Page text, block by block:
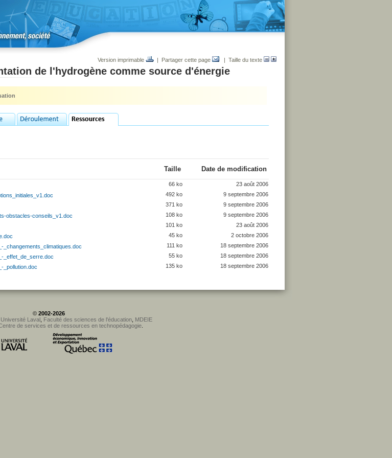
Version imprimable | Partager cette page | Taille du texte
de l'hydrogène comme source d'énergie
Taille Date de modification
66 ko
23 août 2006
492 ko
9 septembre 2006
371 ko
9 septembre 2006
obstacles-conseils_v1.doc
108 ko
9 septembre 2006
101 ko
23 août 2006
45 ko
2 octobre 2006
_changements_climatiques.doc
111 ko
18 septembre 2006
_effet_de_serre.doc
55 ko
18 septembre 2006
_pollution.doc
135 ko 18 septembre 2006
© 2002-2026
Université Laval, Faculté des sciences de l'éducation, MDEIE
de services et de ressources en technopédagogie.